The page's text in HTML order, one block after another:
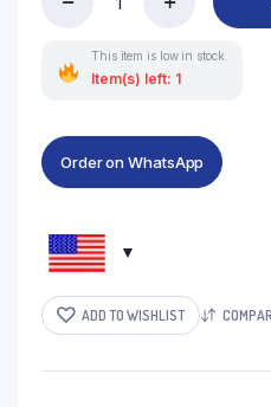
This item is low in stock.
Item(s) left: 1
Order on WhatsApp
ADD TO WISHLIST